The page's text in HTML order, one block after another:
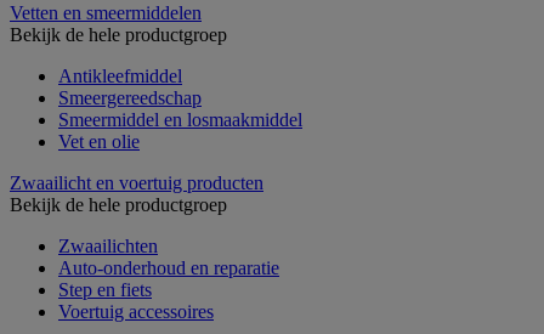
Vetten en smeermiddelen
Bekijk de hele productgroep
Antikleefmiddel
Smeergereedschap
Smeermiddel en losmaakmiddel
Vet en olie
Zwaailicht en voertuig producten
Bekijk de hele productgroep
Zwaailichten
Auto-onderhoud en reparatie
Step en fiets
Voertuig accessoires